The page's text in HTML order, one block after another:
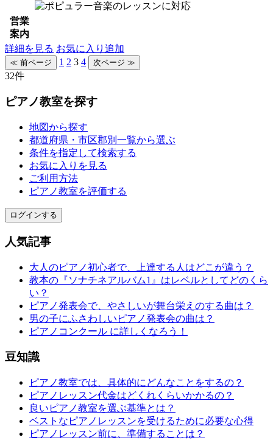
営業
案内
詳細を見る お気に入り追加
1 2 3 4
32件
ピアノ教室を探す
地図から探す
都道府県・市区郡別一覧から選ぶ
条件を指定して検索する
お気に入りを見る
ご利用方法
ピアノ教室を評価する
ログインする
人気記事
大人のピアノ初心者で、上達する人はどこが違う？
教本の『ソナチネアルバム1』はレベルとしてどのくら
い？
ピアノ発表会で、やさしいが舞台栄えのする曲は？
男の子にふさわしいピアノ発表会の曲は？
ピアノコンクール に詳しくなろう！
豆知識
ピアノ教室では、具体的にどんなことをするの？
ピアノレッスン代金はどくれくらいかかるの？
良いピアノ教室を選ぶ基準とは？
ベストなピアノレッスンを受けるために必要な心得
ピアノレッスン前に、準備することは？